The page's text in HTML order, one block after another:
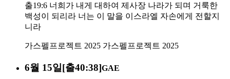
출19:6 너희가 내게 대하여 제사장 나라가 되며 거룩한
백성이 되리라 너는 이 말을 이스라엘 자손에게 전할지
니라
가스펠프로젝트 2025 가스펠프로젝트 2025
6월 15일[출40:38]GAE